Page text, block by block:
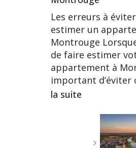
Les erreurs à
estimer un
Montrouge
de faire estimer
appartement à
important
la suite